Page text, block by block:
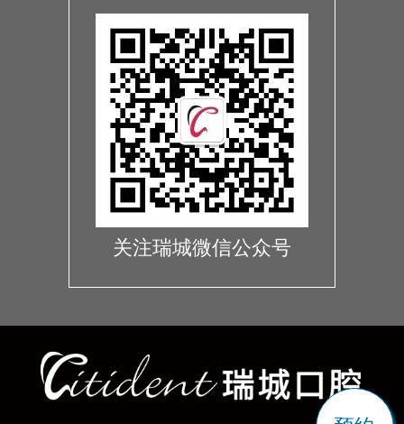
关注瑞城微信公众号